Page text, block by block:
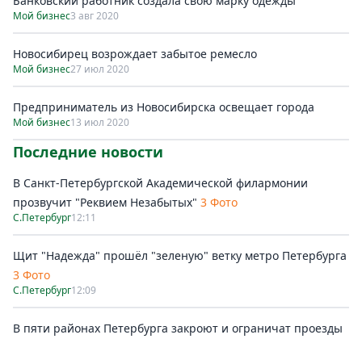
Мой бизнес3 авг 2020
Новосибирец возрождает забытое ремесло
Мой бизнес27 июл 2020
Предприниматель из Новосибирска освещает города
Мой бизнес13 июл 2020
Последние новости
В Санкт-Петербургской Академической филармонии
прозвучит "Реквием Незабытых" 3 Фото
С.Петербург12:11
Щит "Надежда" прошёл "зеленую" ветку метро Петербурга
3 Фото
С.Петербург12:09
В пяти районах Петербурга закроют и ограничат проезды